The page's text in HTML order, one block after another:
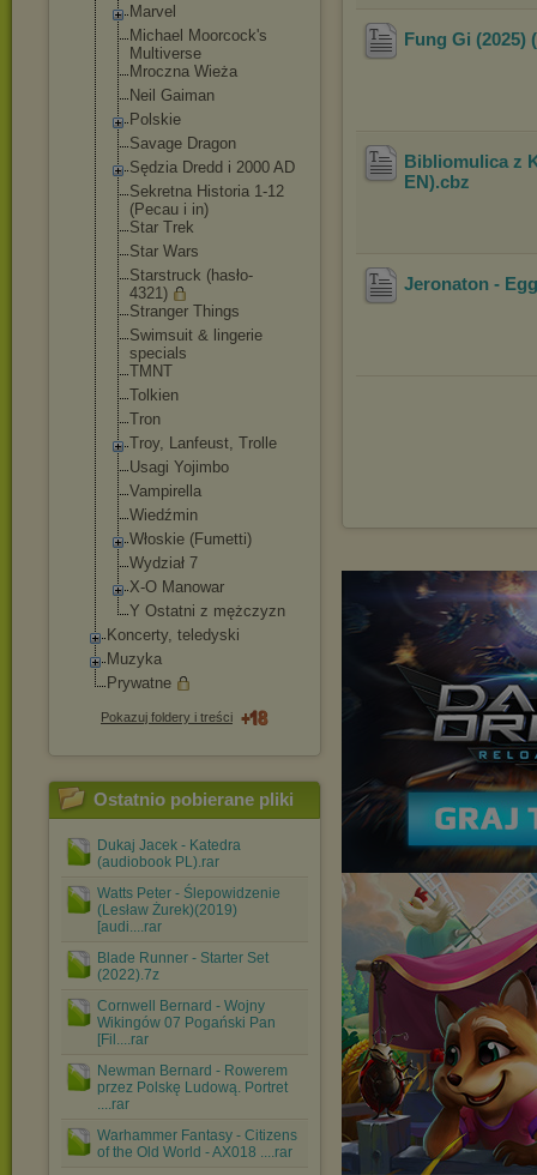
Marvel
Michael Moorcock's
Multiverse
Mroczna Wieża
Neil Gaiman
Polskie
Savage Dragon
Sędzia Dredd i 2000 AD
Sekretna Historia 1-12
(Pecau i in)
Star Trek
Star Wars
Starstruck (hasło-
4321)
Stranger Things
Swimsuit & lingerie
specials
TMNT
Tolkien
Tron
Troy, Lanfeust, Trolle
Usagi Yojimbo
Vampirella
Wiedźmin
Włoskie (Fumetti)
Wydział 7
X-O Manowar
Y Ostatni z mężczyzn
Koncerty, teledyski
Muzyka
Prywatne
Pokazuj foldery i treści
Ostatnio pobierane pliki
Dukaj Jacek - Katedra
(audiobook PL).rar
Watts Peter - Ślepowidzenie
(Lesław Żurek)(2019)
[audi....rar
Blade Runner - Starter Set
(2022).7z
Cornwell Bernard - Wojny
Wikingów 07 Pogański Pan
[Fil....rar
Newman Bernard - Rowerem
przez Polskę Ludową. Portret
....rar
Warhammer Fantasy - Citizens
of the Old World - AX018 ....rar
Fung Gi
Bibliomulica z
EN).cbz
Jeronaton -